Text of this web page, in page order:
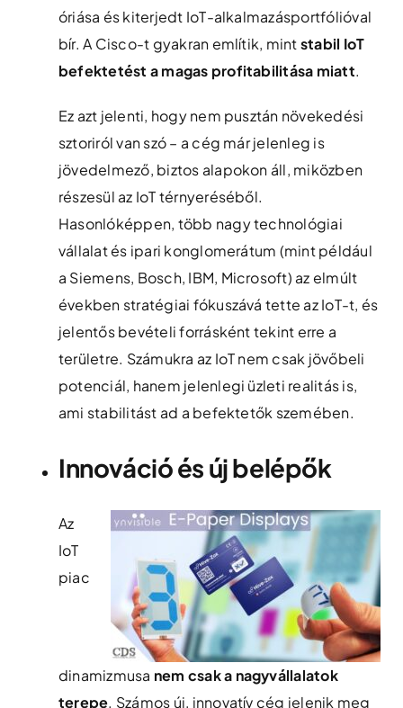
óriása és kiterjedt IoT-alkalmazásportfólióval
bír. A Cisco-t gyakran említik, mintstabil IoT
befektetést a magas profitabilitása miatt​.
Ez azt jelenti, hogy nem pusztán növekedési
sztoriról van szó – a cég már jelenleg is
jövedelmező, biztos alapokon áll, miközben
részesül az IoT térnyeréséből.
Hasonlóképpen, több nagy technológiai
vállalat és ipari konglomerátum (mint például
a Siemens, Bosch, IBM, Microsoft) az elmúlt
években stratégiai fókuszává tette az IoT-t, és
jelentős bevételi forrásként tekint erre a
területre. Számukra az IoT nem csak jövőbeli
potenciál, hanem jelenlegi üzleti realitás is,
ami stabilitást ad a befektetők szemében.
Innováció és új belépők
Az
IoT
piac
dinamizmusa nem csak a nagyvállalatok
terepe. Számos új, innovatív cég jelenik meg